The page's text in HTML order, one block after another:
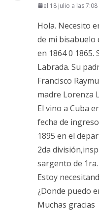
el 18 julio a las
Hola. Necesito
de mi bisabuelo
en 1864 0
Labrada. Su
Francisco
madre Lorenza
El vino a Cuba
fecha de
1895 en el
2da
sargento de 1ra.
Estoy
¿Donde puedo
Muchas gracias